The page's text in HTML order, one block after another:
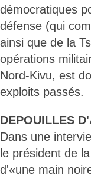
démocratiques
défense (qui
ainsi que de la
opérations
Nord-Kivu, est
exploits passés.
DEPOUILLES
Dans une
le président de
d'«une main